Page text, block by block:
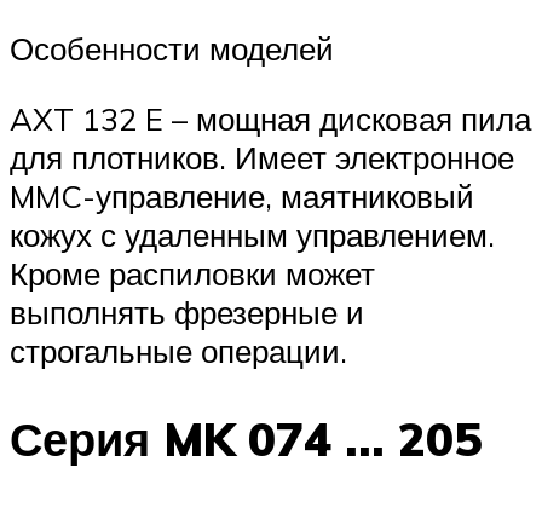
Особенности моделей
AXT 132 E – мощная дисковая пила
для плотников. Имеет электронное
MMC-управление, маятниковый
кожух с удаленным управлением.
Кроме распиловки может
выполнять фрезерные и
строгальные операции.
Серия MK 074 … 205